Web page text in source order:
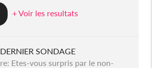
+ Voir les resultats
DERNIER SONDAGE
Etes-vous surpris par le non-